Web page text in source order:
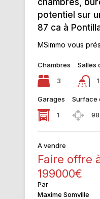
potentiel sur
87 ca à
MSimmo vous
Chambres
3
Salles
1
Garages
1
Surface
A vendre
Faire offre
199000€
Par
Maxime Somville